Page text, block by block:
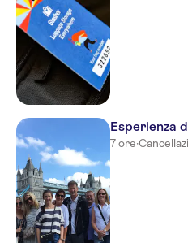
Esperienza
7 ore·